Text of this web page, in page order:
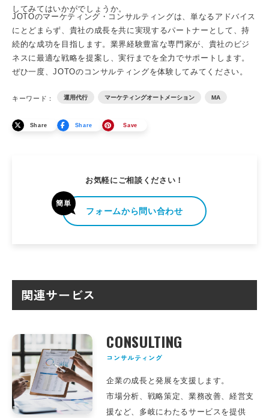
してみてはいかがでしょうか。
JOTOのマーケティング・コンサルティングは、単なるアドバイス
にとどまらず、貴社の成長を共に実現するパートナーとして、持
続的な成功を目指します。業界経験豊富な専門家が、貴社のビジ
ネスに最適な戦略を提案し、実行までを全力でサポートします。
ぜひ一度、JOTOのコンサルティングを体験してみてください。
キーワード： 運用代行 マーケティングオートメーション MA
Share Share Save
お気軽にご相談ください！
簡単
フォームから問い合わせ
関連サービス
CONSULTING
コンサルティング
企業の成長と発展を支援します。
市場分析、戦略策定、業務改善、経営支
援など、多岐にわたるサービスを提供